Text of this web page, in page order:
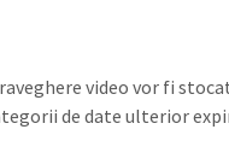
video vor fi
de date ulterior